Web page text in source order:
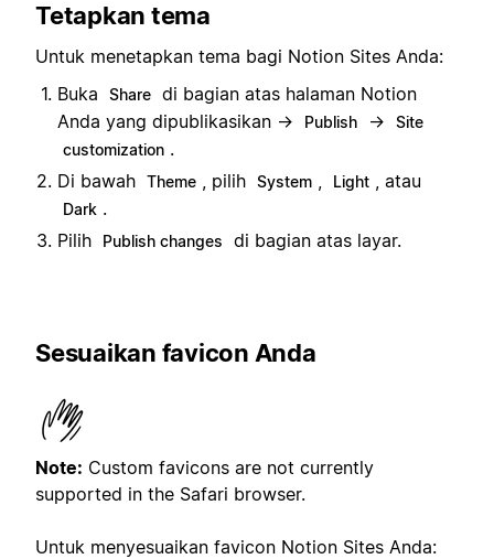
Tetapkan tema
Untuk menetapkan tema bagi Notion Sites Anda:
Buka
Share di bagian atas halaman Notion
Anda yang dipublikasikan →
Publish →
Site
customization .
Di bawah Theme , pilih System , Light , atau
Dark .
Pilih
Publish changes di bagian atas layar.
Sesuaikan favicon Anda
Note: Custom favicons are not currently
supported in the Safari browser.
Untuk menyesuaikan favicon Notion Sites Anda: